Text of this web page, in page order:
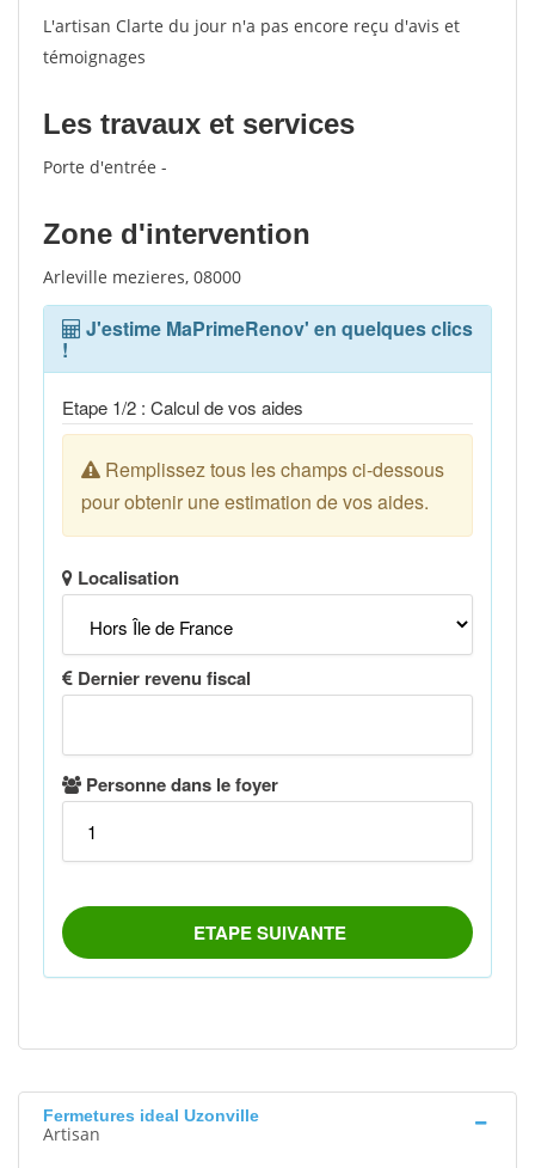
L'artisan Clarte du jour n'a pas encore reçu d'avis et
témoignages
Les travaux et services
Porte d'entrée -
Zone d'intervention
Arleville mezieres, 08000
Fermetures ideal Uzonville
Artisan